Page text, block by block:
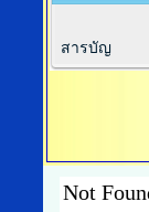
สารบัญ